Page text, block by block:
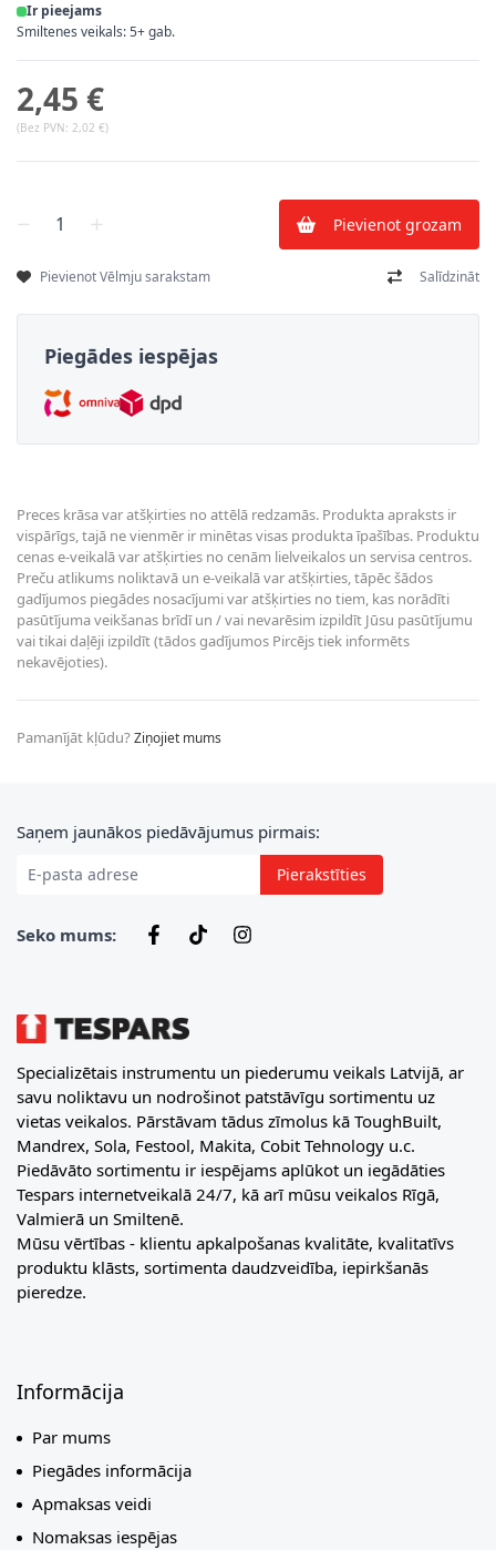
Ir pieejams
Smiltenes veikals: 5+ gab.
2,45 €
(Bez PVN: 2,02 €)
Skaits Pievienot grozam
Pievienot Vēlmju sarakstam Salīdzināt
Piegādes iespējas
Preces krāsa var atšķirties no attēlā redzamās. Produkta apraksts ir
vispārīgs, tajā ne vienmēr ir minētas visas produkta īpašības. Produktu
cenas e-veikalā var atšķirties no cenām lielveikalos un servisa centros.
Preču atlikums noliktavā un e-veikalā var atšķirties, tāpēc šādos
gadījumos piegādes nosacījumi var atšķirties no tiem, kas norādīti
pasūtījuma veikšanas brīdī un / vai nevarēsim izpildīt Jūsu pasūtījumu
vai tikai daļēji izpildīt (tādos gadījumos Pircējs tiek informēts
nekavējoties).
Pamanījāt kļūdu?Ziņojiet mums
E-pasta adrese
Saņem jaunākos piedāvājumus pirmais:
Pierakstīties
Seko mums:
Specializētais instrumentu un piederumu veikals Latvijā, ar
savu noliktavu un nodrošinot patstāvīgu sortimentu uz
vietas veikalos. Pārstāvam tādus zīmolus kā ToughBuilt,
Mandrex, Sola, Festool, Makita, Cobit Tehnology u.c.
Piedāvāto sortimentu ir iespējams aplūkot un iegādāties
Tespars internetveikalā 24/7, kā arī mūsu veikalos Rīgā,
Valmierā un Smiltenē.
Mūsu vērtības - klientu apkalpošanas kvalitāte, kvalitatīvs
produktu klāsts, sortimenta daudzveidība, iepirkšanās
pieredze.
Informācija
Par mums
Piegādes informācija
Apmaksas veidi
Nomaksas iespējas